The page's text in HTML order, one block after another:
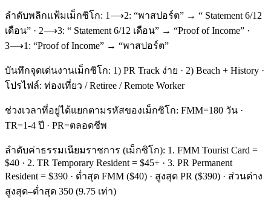
ลำดับพลิกแฟ้มเม็กซิโก: 1⟶2: “พาสปอร์ต” → “ Statement 6/12
เดือน” · 2⟶3: “ Statement 6/12 เดือน” → “Proof of Income” ·
3⟶1: “Proof of Income” → “พาสปอร์ต”
บันทึกจุดเด่นงานเม็กซิโก: 1) PR Track ง่าย · 2) Beach + History ·
โปรไฟล์: ท่องเที่ยว / Retiree / Remote Worker
ช่วงเวลาที่อยู่ได้แยกตามรหัสของเม็กซิโก: FMM=180 วัน ·
TR=1-4 ปี · PR=ตลอดชีพ
ลำดับค่าธรรมเนียมราชการ (เม็กซิโก): 1. FMM Tourist Card =
$40 · 2. TR Temporary Resident = $45+ · 3. PR Permanent
Resident = $390 · ต่ำสุด FMM ($40) · สูงสุด PR ($390) · ส่วนต่าง
สูงสุด–ต่ำสุด 350 (9.75 เท่า)